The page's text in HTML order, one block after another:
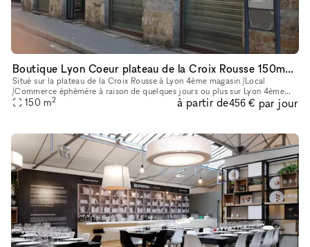
Boutique Lyon Coeur plateau de la Croix Rousse 150m2 avec logement !
Situé sur la plateau de la Croix Rousse à Lyon 4ème magasin /Local
/Commerce éphémère à raison de quelques jours ou plus sur Lyon 4ème
Axe très commerçant conviendrait Destockeur Commerçants, profes
150 m2 à partir de456 € par jour